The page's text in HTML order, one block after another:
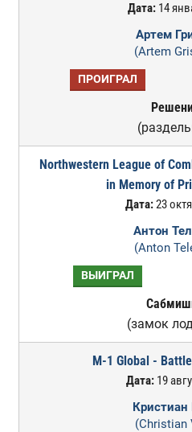
Дата:14
Артем
(Artem
ПРОИГРАЛ
Northwestern League of
in Memory of
Дата:23
Антон
(Anton
ВЫИГРАЛ
(замок
M-1 Global -
Дата: 19
Кристиан
(Christian